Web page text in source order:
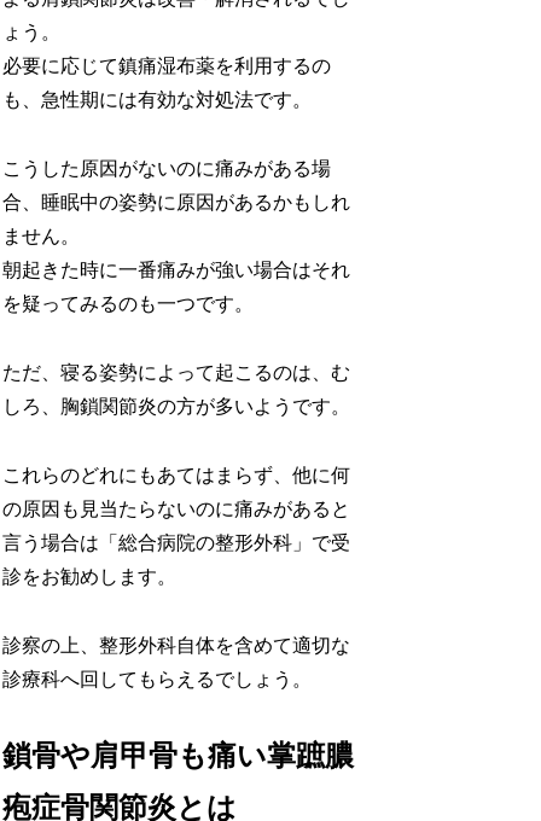
ょう。
必要に応じて鎮痛湿布薬を利用するの
も、急性期には有効な対処法です。
こうした原因がないのに痛みがある場
合、睡眠中の姿勢に原因があるかもしれ
ません。
朝起きた時に一番痛みが強い場合はそれ
を疑ってみるのも一つです。
ただ、寝る姿勢によって起こるのは、む
しろ、胸鎖関節炎の方が多いようです。
これらのどれにもあてはまらず、他に何
の原因も見当たらないのに痛みがあると
言う場合は「総合病院の整形外科」で受
診をお勧めします。
診察の上、整形外科自体を含めて適切な
診療科へ回してもらえるでしょう。
鎖骨や肩甲骨も痛い掌蹠膿
疱症骨関節炎とは